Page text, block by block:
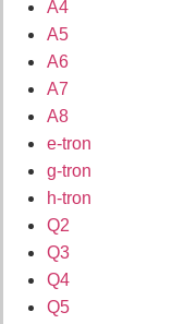
A4
A5
A6
A7
A8
e-tron
g-tron
h-tron
Q2
Q3
Q4
Q5